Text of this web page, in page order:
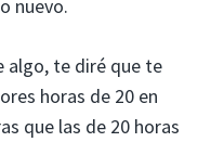
nuevo.
algo, te diré que te
horas de 20 en
que las de 20 horas